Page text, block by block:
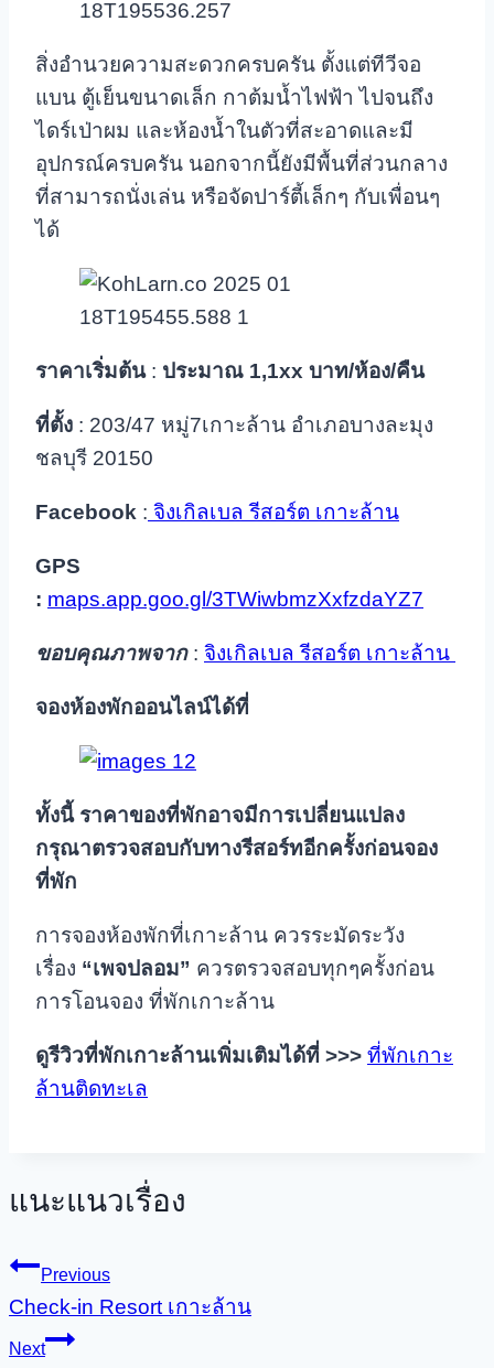
สิ่งอำนวยความสะดวกครบครัน ตั้งแต่ทีวีจอ
แบน ตู้เย็นขนาดเล็ก กาต้มน้ำไฟฟ้า ไปจนถึง
ไดร์เป่าผม และห้องน้ำในตัวที่สะอาดและมี
อุปกรณ์ครบครัน นอกจากนี้ยังมีพื้นที่ส่วนกลาง
ที่สามารถนั่งเล่น หรือจัดปาร์ตี้เล็กๆ กับเพื่อนๆ
ได้
ราคาเริ่มต้น: ประมาณ 1,1xx บาท/ห้อง/คืน
ที่ตั้ง : 203/47 หมู่7เกาะล้าน อำเภอบางละมุง
ชลบุรี 20150
Facebook : จิงเกิลเบล รีสอร์ต เกาะล้าน
GPS
: maps.app.goo.gl/3TWiwbmzXxfzdaYZ7
ขอบคุณภาพจาก: จิงเกิลเบล รีสอร์ต เกาะล้าน
จองห้องพักออนไลน์ได้ที่
ทั้งนี้ ราคาของที่พักอาจมีการเปลี่ยนแปลง
กรุณาตรวจสอบกับทางรีสอร์ทอีกครั้งก่อนจอง
ที่พัก
การจองห้องพักที่เกาะล้าน ควรระมัดระวัง
เรื่อง “เพจปลอม” ควรตรวจสอบทุกๆครั้งก่อน
การโอนจอง ที่พักเกาะล้าน
ดูรีวิวที่พักเกาะล้านเพิ่มเติมได้ที่ >>> ที่พักเกาะ
ล้านติดทะเล
แนะแนวเรื่อง
Previous
Check-in Resort เกาะล้าน
Next